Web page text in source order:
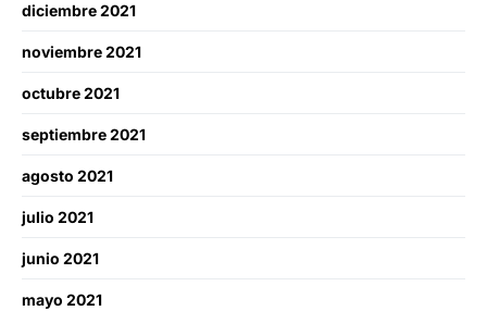
diciembre 2021
noviembre 2021
octubre 2021
septiembre 2021
agosto 2021
julio 2021
junio 2021
mayo 2021